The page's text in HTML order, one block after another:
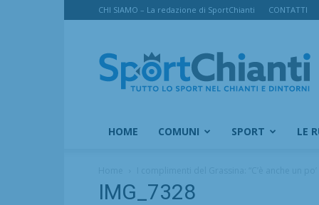
CHI SIAMO – La redazione di SportChianti CONTATTI
SportChianti
HOME COMUNI SPORT LE
IMG_7328